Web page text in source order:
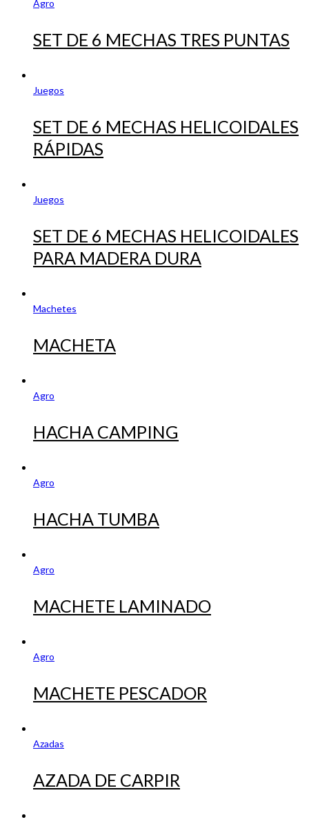
Agro
SET DE 6 MECHAS TRES PUNTAS
Juegos
SET DE 6 MECHAS HELICOIDALES
RÁPIDAS
Juegos
SET DE 6 MECHAS HELICOIDALES
PARA MADERA DURA
Machetes
MACHETA
Agro
HACHA CAMPING
Agro
HACHA TUMBA
Agro
MACHETE LAMINADO
Agro
MACHETE PESCADOR
Azadas
AZADA DE CARPIR